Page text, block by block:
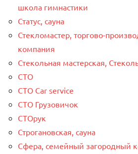
школа гимнастики
Статус, сауна
Стекломастер, торгово-
компания
Стекольная мастерская,
СТО
СТО Car service
СТО Грузовичок
СТОрук
Строгановская, сауна
Сфера, семейный загородный